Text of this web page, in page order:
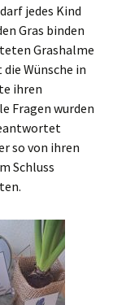
jedes Kind
Gras binden
Grashalme
Wünsche in
ihren
Fragen wurden
so von ihren
Schluss